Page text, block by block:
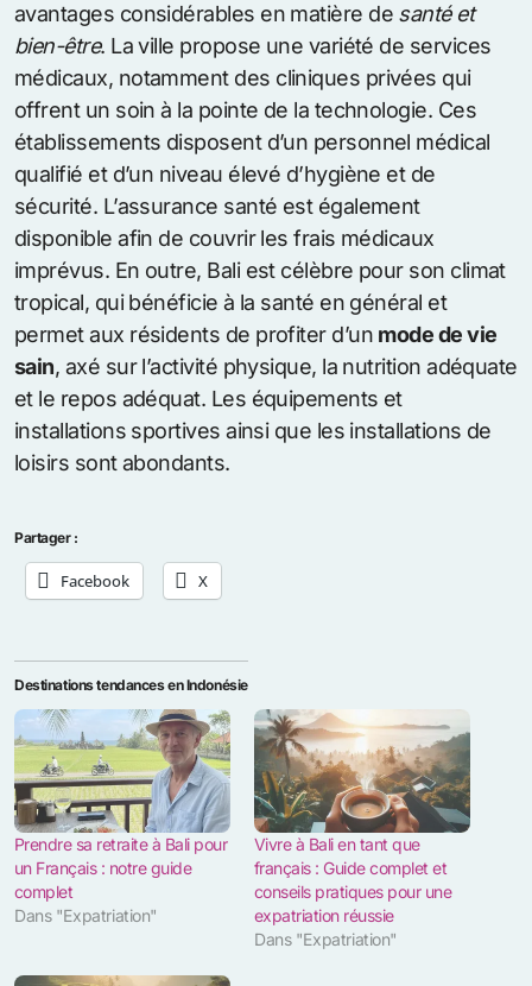
avantages considérables en matière de santé et
bien-être. La ville propose une variété de services
médicaux, notamment des cliniques privées qui
offrent un soin à la pointe de la technologie. Ces
établissements disposent d’un personnel médical
qualifié et d’un niveau élevé d’hygiène et de
sécurité. L’assurance santé est également
disponible afin de couvrir les frais médicaux
imprévus. En outre, Bali est célèbre pour son climat
tropical, qui bénéficie à la santé en général et
permet aux résidents de profiter d’un mode de vie
sain, axé sur l’activité physique, la nutrition adéquate
et le repos adéquat. Les équipements et
installations sportives ainsi que les installations de
loisirs sont abondants.
Partager :
Facebook X
Destinations tendances en Indonésie
Prendre sa retraite à Bali pour
un Français : notre guide
complet
Dans "Expatriation"
Vivre à Bali en tant que
français : Guide complet et
conseils pratiques pour une
expatriation réussie
Dans "Expatriation"